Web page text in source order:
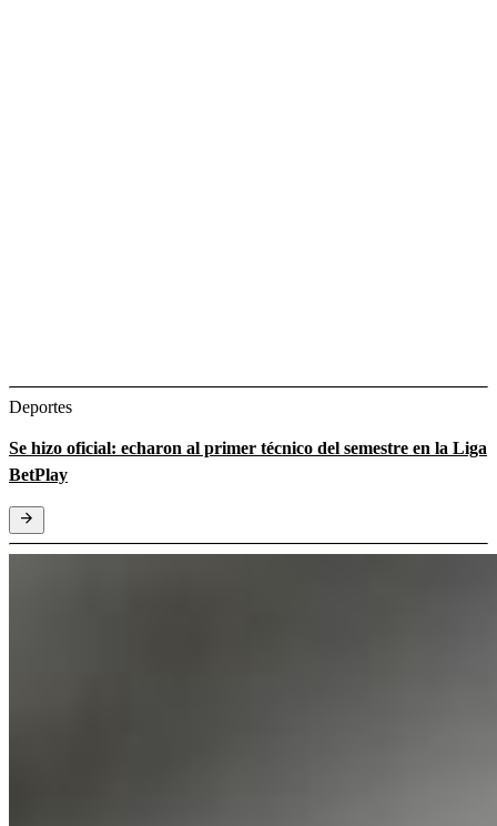
Deportes
Se hizo oficial: echaron al primer técnico del semestre en la Liga
BetPlay